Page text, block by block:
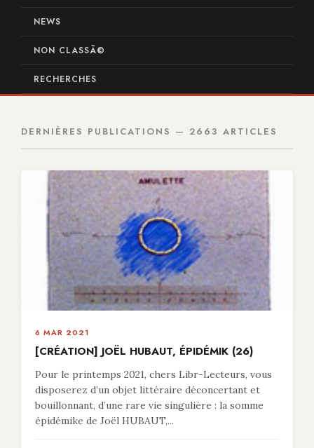
NEWS
NON CLASSÃ©
RECHERCHES
DERNIÈRES PUBLICATIONS — 2663 ARTICLES
6 MAR 2021
[CRÉATION] JOËL HUBAUT, ÉPIDÉMIK (26)
Pour le printemps 2021, chers Libr-Lecteurs, vous
disposerez d’un objet littéraire déconcertant et
bouillonnant, d’une rare vie singulière : la somme
épidémike de Joël HUBAUT,...